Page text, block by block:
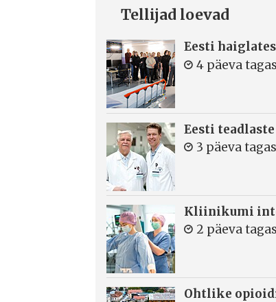
Tellijad loevad
Eesti
4 päeva
Eesti
3 päeva
Kliinikumi
2 päeva
Ohtlike